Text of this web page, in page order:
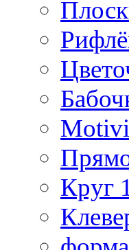
Круг